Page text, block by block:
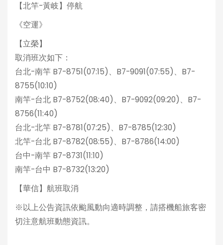
【北竿-黃岐】停航
《空運》
【立榮】
取消班次如下：
台北-南竿 B7-8751(07:15)、B7-9091(07:55)、B7-
8755(10:10)
南竿-台北 B7-8752(08:40)、B7-9092(09:20)、B7-
8756(11:40)
台北-北竿 B7-8781(07:25)、B7-8785(12:30)
北竿-台北 B7-8782(08:55)、B7-8786(14:00)
台中-南竿 B7-8731(11:10)
南竿-台中 B7-8732(13:20)
【華信】航班取消
※以上公告資訊依颱風動向適時調整，請搭機船旅客密
切注意航班動態資訊。